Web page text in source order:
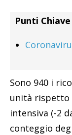
Punti
Sono 940 i
unità rispetto
intensiva (-2
conteggio